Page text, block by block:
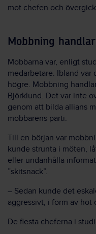
mot chefen och
Mobbning
Mobbarna var, enligt
medarbetare. Ibland var
högre. Mobbning
Björklund. Det var inte
genom att bilda allians
mobbarens parti.
Till en början var
kunde strunta i möten,
eller undanhålla
”skitsnack”.
– Sedan kunde det
aggressivt, i form av hot
De flesta cheferna i